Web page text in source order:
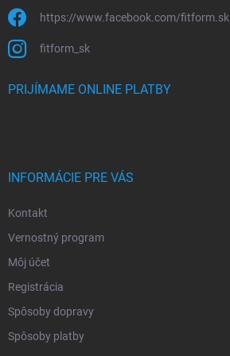
https://www.facebook.com/fitform.sk
fitform_sk
PRIJÍMAME ONLINE PLATBY
INFORMÁCIE PRE VÁS
Kontakt
Vernostný program
Môj účet
Registrácia
Spôsoby dopravy
Spôsoby platby